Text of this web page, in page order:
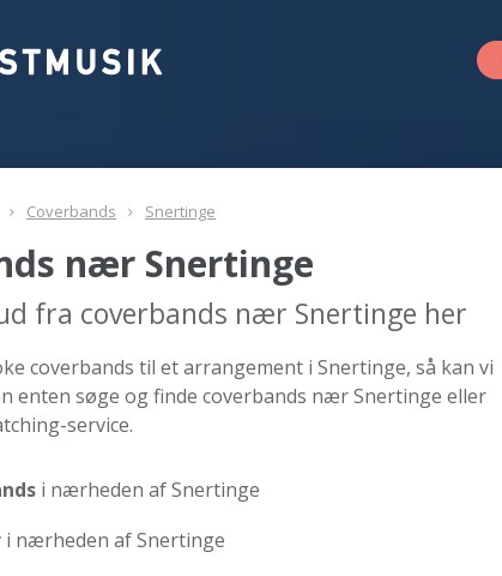
Coverbands Snertinge
nær Snertinge
fra coverbands nær Snertinge her
coverbands til et arrangement i Snertinge, så kan vi
enten søge og finde coverbands nær Snertinge eller
service.
i nærheden af Snertinge
i nærheden af Snertinge